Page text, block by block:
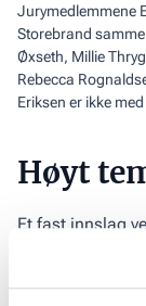
Jurymedlemmene
Storebrand
Øxseth, Millie
Rebecca
Eriksen er ikke
Høyt
Et fast innslag
nytt fra vår
høye